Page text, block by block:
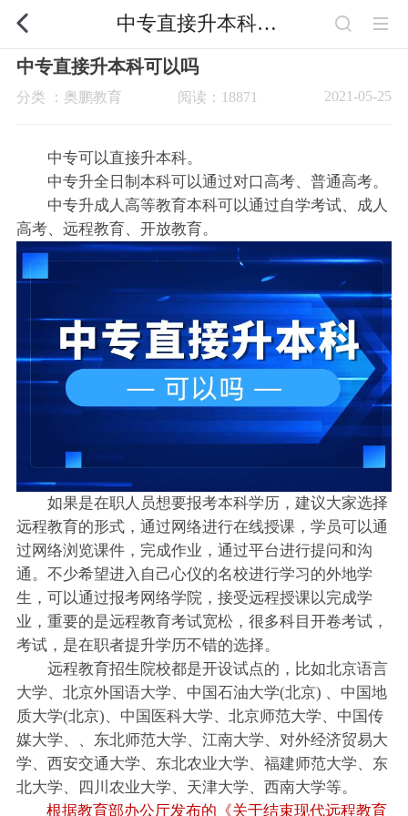
中专直接升本科可以吗
中专直接升本科可以吗
分类 ：奥鹏教育 2021-05-25
阅读：18871
中专可以直接升本科。
中专升全日制本科可以通过对口高考、普通高考。
中专升成人高等教育本科可以通过自学考试、成人
高考、远程教育、开放教育。
如果是在职人员想要报考本科学历，建议大家选择
远程教育的形式，通过网络进行在线授课，学员可以通
过网络浏览课件，完成作业，通过平台进行提问和沟
通。不少希望进入自己心仪的名校进行学习的外地学
生，可以通过报考网络学院，接受远程授课以完成学
业，重要的是远程教育考试宽松，很多科目开卷考试，
考试，是在职者提升学历不错的选择。
远程教育招生院校都是开设试点的，比如北京语言
大学、北京外国语大学、中国石油大学(北京) 、中国地
质大学(北京)、中国医科大学、北京师范大学、中国传
媒大学、、东北师范大学、江南大学、对外经济贸易大
学、西安交通大学、东北农业大学、福建师范大学、东
北大学、四川农业大学、天津大学、西南大学等。
根据教育部办公厅发布的《关于结束现代远程教育